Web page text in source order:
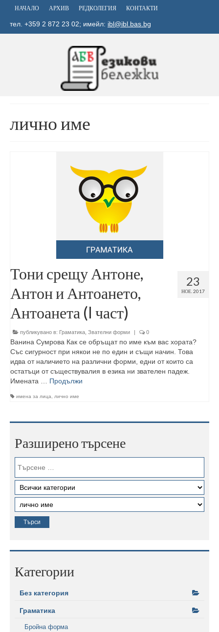
НАЧАЛО АРХИВ РЕДКОЛЕГИЯ КОНТАКТИ
тел. +359 2 872 23 02; имейл: ibl@ibl.bas.bg
лично име
23
НОЕ. 2017
Тони срещу Антоне,
Антон и Антоането,
Антоанета (I част)
публикувано в: Граматика Звателни форми | 0
Ванина Сумрова Как се обръщат по име към вас хората?
Със сигурност при някои не по един и същи начин. Това
идва от наличието на различни форми, едни от които са
остатъци от съществувалия в езика ни звателен падеж.
Имената … Продължи
имена за лица лично име
Разширено търсене
Категории
Без категория
Граматика
Бройна форма